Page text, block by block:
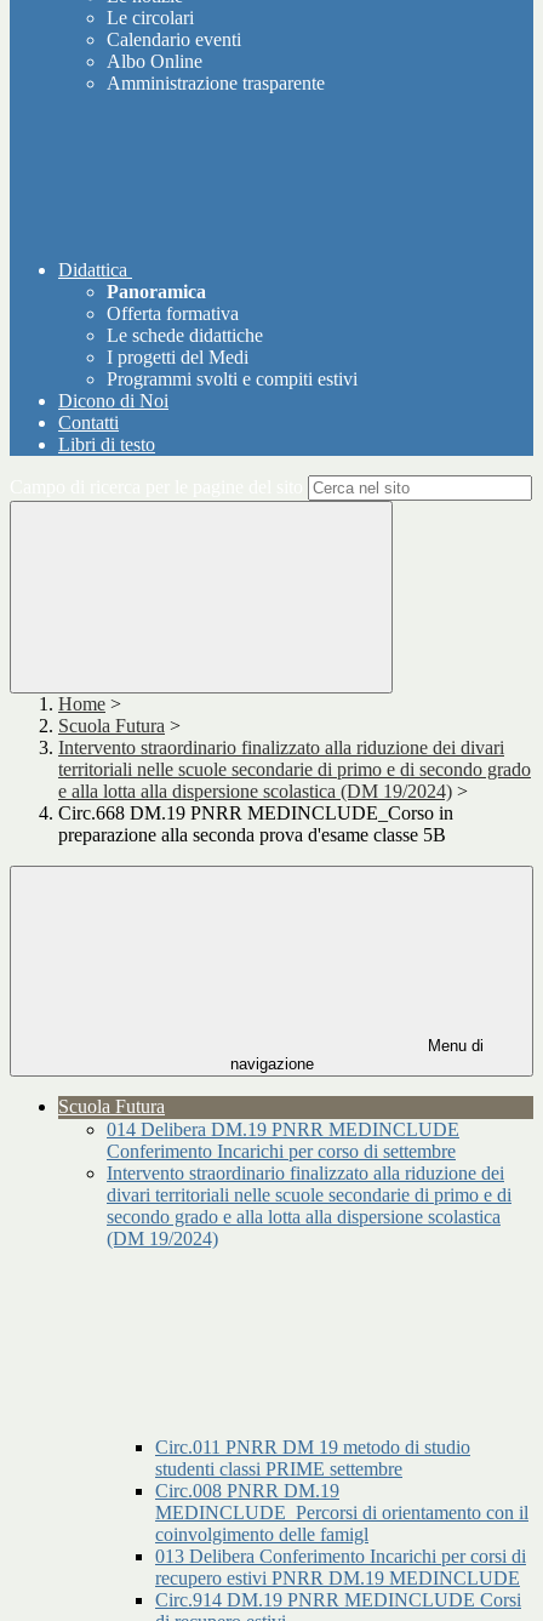
Le circolari
Calendario eventi
Albo Online
Amministrazione trasparente
Didattica
Panoramica
Offerta formativa
Le schede didattiche
I progetti del Medi
Programmi svolti e compiti estivi
Dicono di Noi
Contatti
Libri di testo
Home >
Scuola Futura >
Intervento straordinario finalizzato alla riduzione dei divari
territoriali nelle scuole secondarie di primo e di secondo grado
e alla lotta alla dispersione scolastica (DM 19/2024) >
Circ.668 DM.19 PNRR MEDINCLUDE_Corso in
preparazione alla seconda prova d'esame classe 5B
Menu di
navigazione
Scuola Futura
014 Delibera DM.19 PNRR MEDINCLUDE
Conferimento Incarichi per corso di settembre
Intervento straordinario finalizzato alla riduzione dei
divari territoriali nelle scuole secondarie di primo e di
secondo grado e alla lotta alla dispersione scolastica
(DM 19/2024)
Circ.011 PNRR DM 19 metodo di studio
studenti classi PRIME settembre
Circ.008 PNRR DM.19
MEDINCLUDE_Percorsi di orientamento con il
coinvolgimento delle famigl
013 Delibera Conferimento Incarichi per corsi di
recupero estivi PNRR DM.19 MEDINCLUDE
Circ.914 DM.19 PNRR MEDINCLUDE Corsi